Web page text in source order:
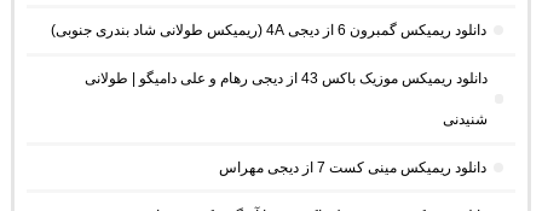
دانلود ریمیکس گمبرون 6 از دیجی 4A (ریمیکس طولانی شاد بندری جنوبی)
دانلود ریمیکس موزیک باکس 43 از دیجی رهام و علی دامیگو | طولانی
شنیدنی
دانلود ریمیکس مینی کست 7 از دیجی مهراس